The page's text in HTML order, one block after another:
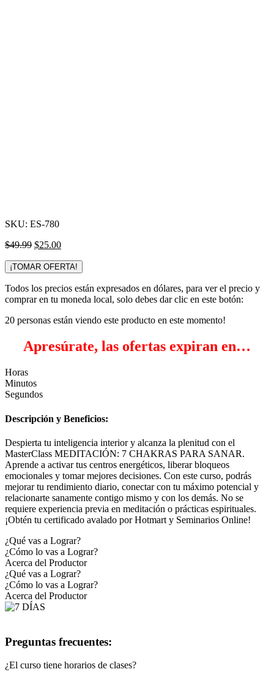
SKU: ES-780
$49.99 El
original
$49.99.
$25.00El
actual
$25.00.
¡TOMAR OFERTA!
Todos los precios están expresados en dólares, para ver el precio y
comprar en tu moneda local, solo debes dar clic en este botón:
20 personas están viendo este producto en este momento!
Apresúrate, las ofertas expiran en…
Horas
Minutos
Segundos
Descripción y Beneficios:
Despierta tu inteligencia interior y alcanza la plenitud con el
MasterClass MEDITACIÓN: 7 CHAKRAS PARA SANAR.
Aprende a activar tus centros energéticos, liberar bloqueos
emocionales y tomar mejores decisiones. Con este curso, podrás
mejorar tu rendimiento diario, conectar con tu máximo potencial y
relacionarte sanamente contigo mismo y con los demás. No se
requiere experiencia previa en meditación o prácticas espirituales.
¡Obtén tu certificado avalado por Hotmart y Seminarios Online!
¿Qué vas a Lograr?
¿Cómo lo vas a Lograr?
Acerca del Productor
¿Qué vas a Lograr?
¿Cómo lo vas a Lograr?
Acerca del Productor
Preguntas frecuentes:
¿El curso tiene horarios de clases?